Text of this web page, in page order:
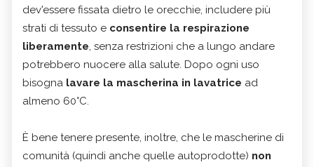
dev'essere fissata dietro le orecchie, includere più
strati di tessuto e consentire la respirazione
liberamente, senza restrizioni che a lungo andare
potrebbero nuocere alla salute. Dopo ogni uso
bisogna lavare la mascherina in lavatrice ad
almeno 60°C.
È bene tenere presente, inoltre, che le mascherine di
comunità (quindi anche quelle autoprodotte) non